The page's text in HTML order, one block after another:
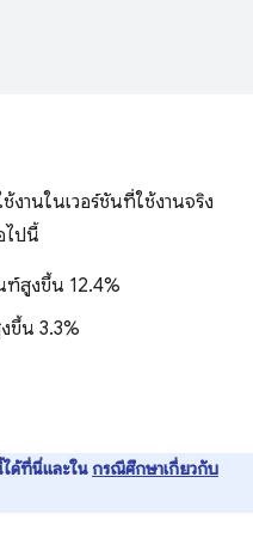
านในเวอร์ชันที่ใช้งานจริง
ไปนี้
สูงขึ้น 12.4%
ขึ้น 3.3%
ด้ที่นี่และในกรณีศึกษาเกี่ยวกับ